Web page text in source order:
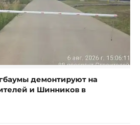
демонтируют на
и Шинников в